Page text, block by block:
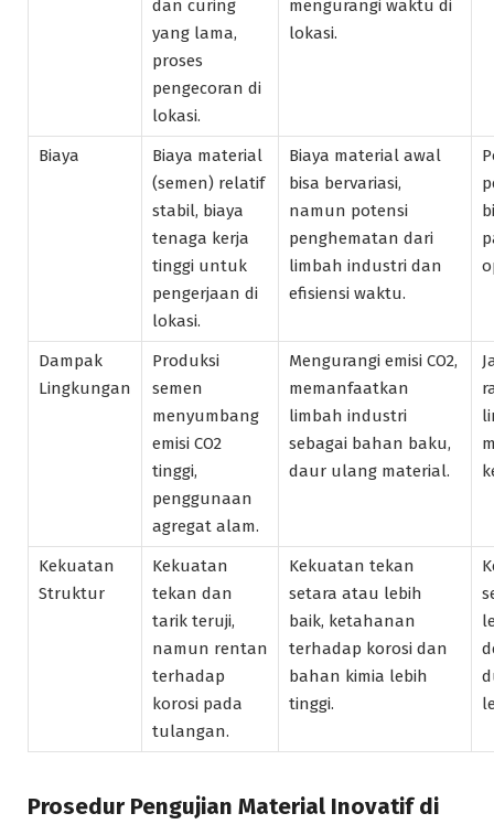
dan curing
yang lama,
proses
pengecoran di
lokasi.
mengurangi waktu di
lokasi.
Biaya
Biaya material
(semen) relatif
stabil, biaya
tenaga kerja
tinggi untuk
pengerjaan di
lokasi.
Biaya material awal
bisa bervariasi,
namun potensi
penghematan dari
limbah industri dan
efisiensi waktu.
Dampak
Lingkungan
Produksi
semen
menyumbang
emisi CO2
tinggi,
penggunaan
agregat alam.
Mengurangi emisi CO2,
memanfaatkan
limbah industri
sebagai bahan baku,
daur ulang material.
Kekuatan
Struktur
Kekuatan
tekan dan
tarik teruji,
namun rentan
terhadap
korosi pada
tulangan.
Kekuatan tekan
setara atau lebih
baik, ketahanan
terhadap korosi dan
bahan kimia lebih
tinggi.
Prosedur Pengujian Material Inovatif di